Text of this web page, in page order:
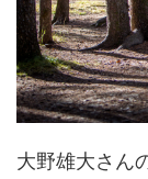
大野雄大さん